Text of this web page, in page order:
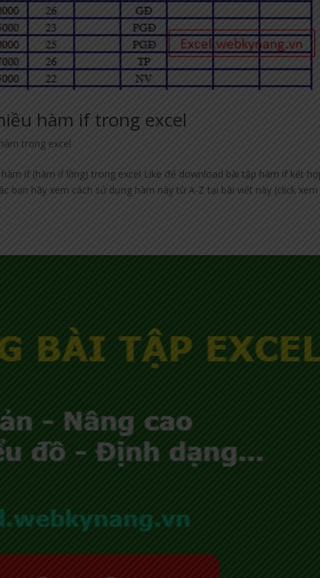
hàm if trong excel
trong excel
if (hàm if lồng) trong excel Like để download bài tập hàm if kết
bạn hãy xem cách sử dụng hàm này từ A-Z tại bài viết này (click xem